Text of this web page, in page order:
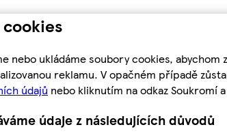
nebo ukládáme soubory cookies,
reklamu. V opačném případě
údajů nebo kliknutím na odkaz Soukromí
údaje z následujících důvodů